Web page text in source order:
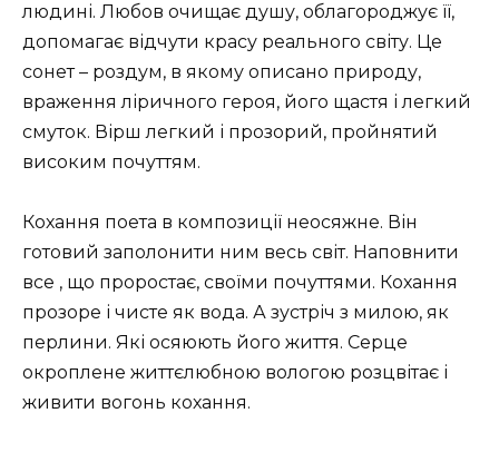
людині. Любов очищає душу, облагороджує її,
допомагає відчути красу реального світу. Це
сонет – роздум, в якому описано природу,
враження ліричного героя, його щастя і легкий
смуток. Вірш легкий і прозорий, пройнятий
високим почуттям.
Кохання поета в композиції неосяжне. Він
готовий заполонити ним весь світ. Наповнити
все , що проростає, своїми почуттями. Кохання
прозоре і чисте як вода. А зустріч з милою, як
перлини. Які осяюють його життя. Серце
окроплене життєлюбною вологою розцвітає і
живити вогонь кохання.